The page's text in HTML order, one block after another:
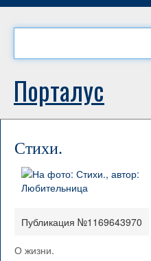
Порталус
Стихи.
Публикация №1169643970
О жизни.